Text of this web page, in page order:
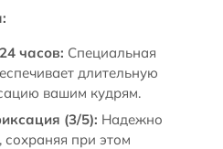
часов: Специальная
длительную
вашим кудрям.
(3/5): Надежно
сохраняя при этом